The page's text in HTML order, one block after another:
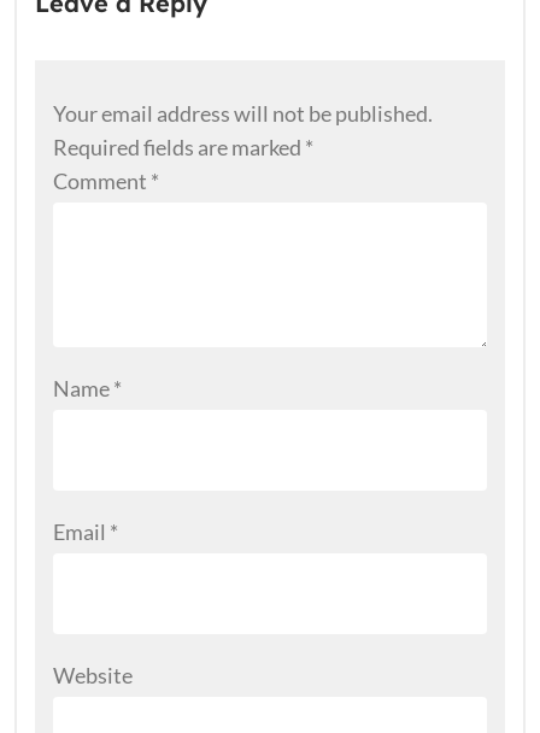
Your email address will not be published.
Required fields are marked *
Comment *
Name*
Email *
Website